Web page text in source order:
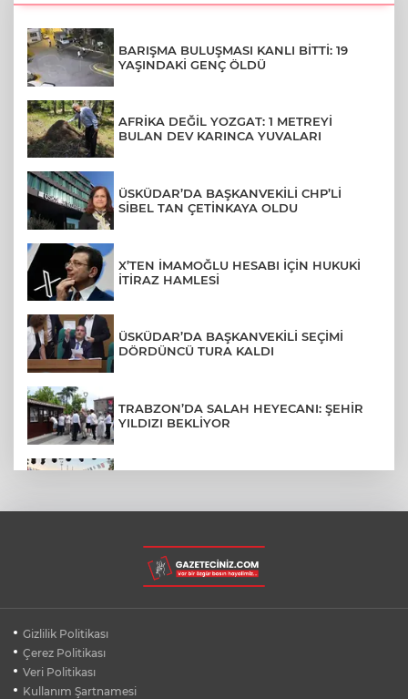
BARIŞMA BULUŞMASI KANLI BİTTİ: 19
YAŞINDAKİ GENÇ ÖLDÜ
AFRİKA DEĞİL YOZGAT: 1 METREYİ
BULAN DEV KARINCA YUVALARI
ÜSKÜDAR’DA BAŞKANVEKİLİ CHP’Lİ
SİBEL TAN ÇETİNKAYA OLDU
X’TEN İMAMOĞLU HESABI İÇİN HUKUKİ
İTİRAZ HAMLESİ
ÜSKÜDAR’DA BAŞKANVEKİLİ SEÇİMİ
DÖRDÜNCÜ TURA KALDI
TRABZON’DA SALAH HEYECANI: ŞEHİR
YILDIZI BEKLİYOR
LGS YERLEŞTİRME SONUÇLARI
AÇIKLANDI! İŞTE TÜM TARİHLER
BURSA FESTİVALİ'NDE MUHTEŞEM
Gizlilik Politikası
Çerez Politikası
Veri Politikası
Kullanım Şartnamesi